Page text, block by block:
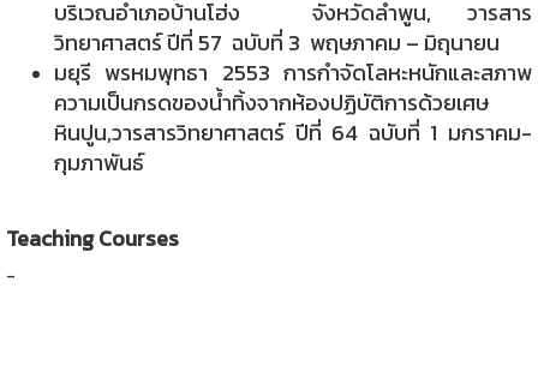
บริเวณอำเภอบ้านโฮ่ง จังหวัดลำพูน, วารสาร
วิทยาศาสตร์ ปีที่ 57 ฉบับที่ 3 พฤษภาคม – มิถุนายน
มยุรี พรหมพุทธา 2553 การกำจัดโลหะหนักและสภาพ
ความเป็นกรดของน้ำทิ้งจากห้องปฏิบัติการด้วยเศษ
หินปูน,วารสารวิทยาศาสตร์ ปีที่ 64 ฉบับที่ 1 มกราคม-
กุมภาพันธ์
Teaching Courses
-